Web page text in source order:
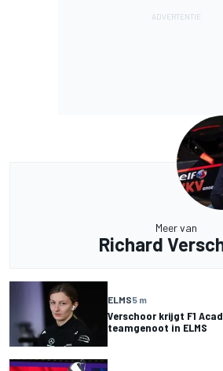
Meer van
Richard
ELMS5 m
Verschoor krijgt F1
teamgenoot in ELMS